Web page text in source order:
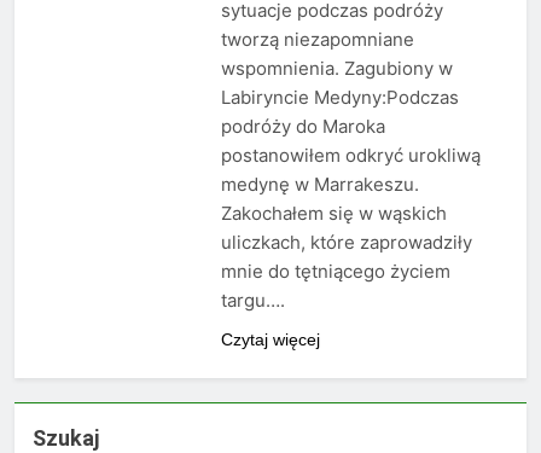
sytuacje podczas podróży
tworzą niezapomniane
wspomnienia. Zagubiony w
Labiryncie Medyny:Podczas
podróży do Maroka
postanowiłem odkryć urokliwą
medynę w Marrakeszu.
Zakochałem się w wąskich
uliczkach, które zaprowadziły
mnie do tętniącego życiem
targu….
Czytaj więcej
Szukaj